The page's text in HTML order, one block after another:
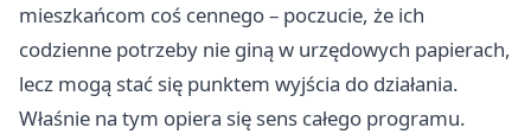
mieszkańcom coś cennego – poczucie, że ich
codzienne potrzeby nie giną w urzędowych papierach,
lecz mogą stać się punktem wyjścia do działania.
Właśnie na tym opiera się sens całego programu.